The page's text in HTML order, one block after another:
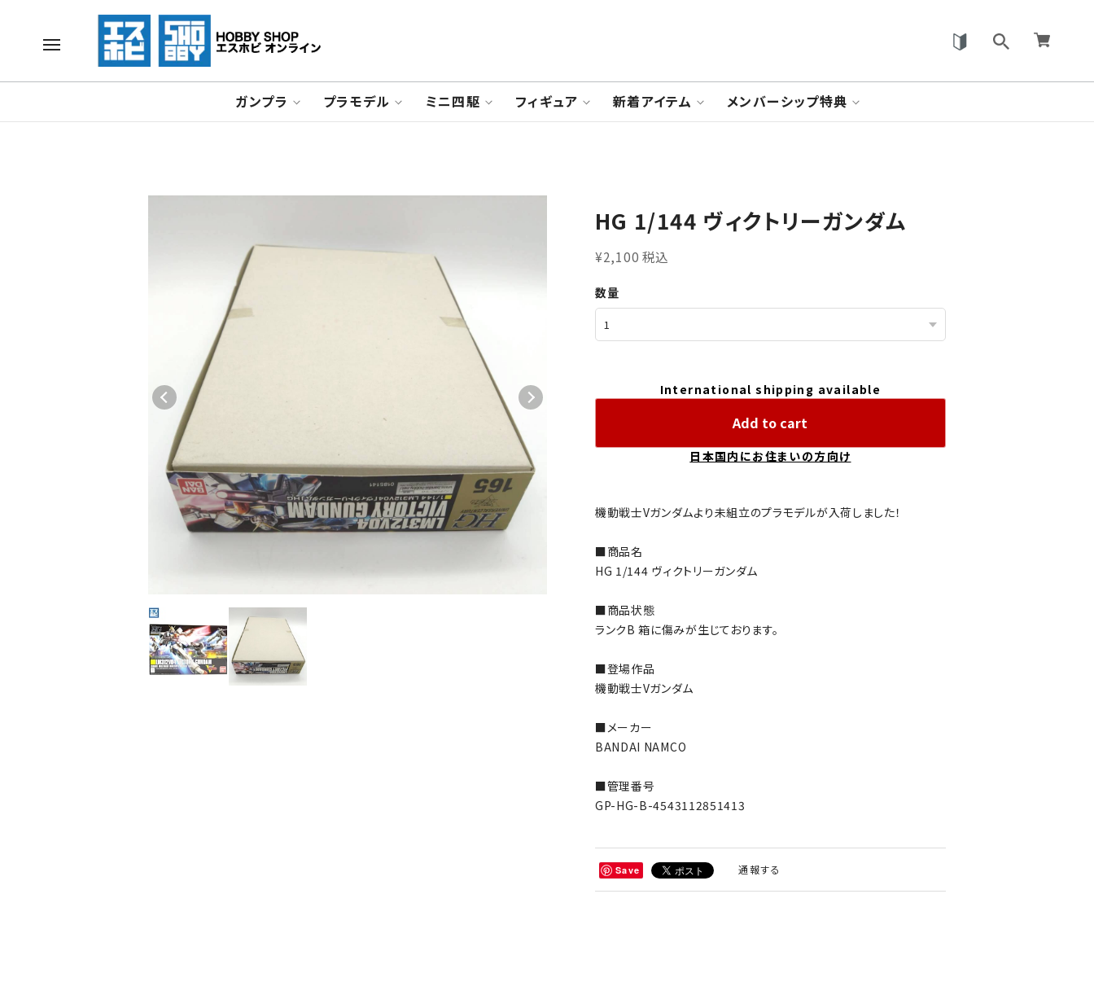
ガンプラ プラモデル ミニ四駆 フィギュア 新着アイテム メンバーシップ特典
HG 1/144 ヴィクトリーガンダム
¥2,100 税込
数量
International shipping available
Add to cart
日本国内にお住まいの方向け
機動戦士Vガンダムより未組立のプラモデルが入荷しました！
■商品名
HG 1/144 ヴィクトリーガンダム
■商品状態
ランクB 箱に傷みが生じております。
■登場作品
機動戦士Vガンダム
■メーカー
BANDAI NAMCO
■管理番号
GP-HG-B-4543112851413
Save 通報する